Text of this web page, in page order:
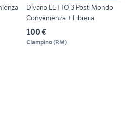
Divano LETTO 3 Posti Mondo
Convenienza + Libreria
100 €
Ciampino(RM)